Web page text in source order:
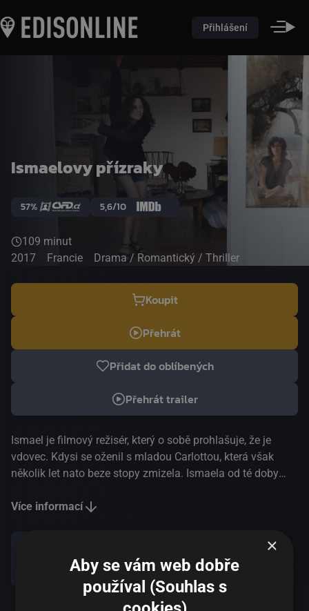
Přihlášení
Ismaelovy přízraky
57% 5,6/10
109 minut
2017
Francie Drama / Romantický / Thriller
Koupit
Přehrát
Přidat do oblíbených
Přehrát trailer
Ismael je filmový režisér, který o sobě prohlašuje, že je
vdovec. Kdysi se oženil s mladou Carlottou, která však
několik let nato beze stopy zmizela. Ismaela od té doby
Dvacet let poté potkává Ismael na večírku astrofyzičku
zmizelou manželkou… Začíná tak naprosto
nepředvídatelný příběh, ve kterém se prolíná thriller,
milostné i špionážní drama.
Více informací
×
Aby se vám web dobře
používal (Souhlas s